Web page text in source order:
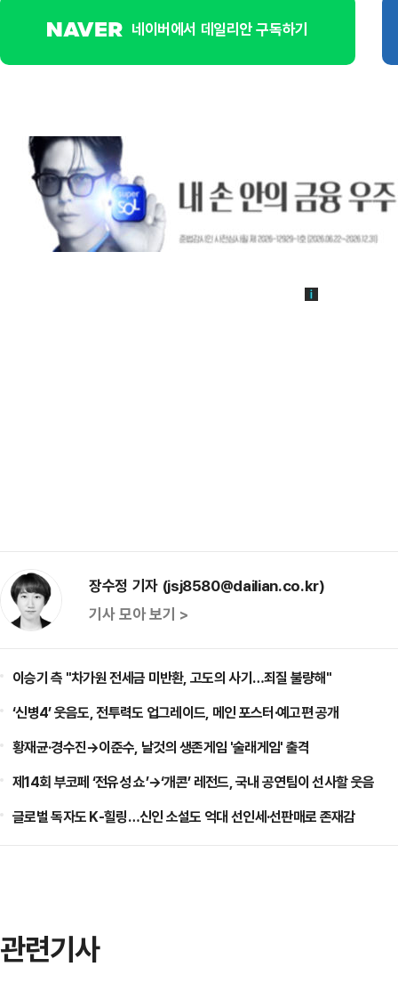
네이버에서 데일리안 구독하기
장수정 기자 (jsj8580@dailian.co.kr)
기사 모아 보기 >
이승기 측 "차가원 전세금 미반환, 고도의 사기…죄질 불량해"
‘신병4’ 웃음도, 전투력도 업그레이드, 메인 포스터·예고편 공개
황재균·경수진→이준수, 날것의 생존게임 '술래게임' 출격
제14회 부코페 ‘전유성 쇼’→‘개콘’ 레전드, 국내 공연팀이 선사할 웃음
글로벌 독자도 K-힐링…신인 소설도 억대 선인세·선판매로 존재감
관련기사